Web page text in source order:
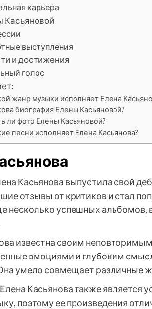
карьера
Касьяновой
выступления
и достижения
голос
жанр музыки исполняет Елена
биография Елены Касьяновой?
ли фото Елены Касьяновой?
песни исполняет Елена Касьянова?
Касьянова выпустила свой
отзывы от критиков и стал
несколько успешных альбомов,
известна своим
эмоциями и глубоким
умело совмещает различные
Касьянова также является
поэтому ее произведения